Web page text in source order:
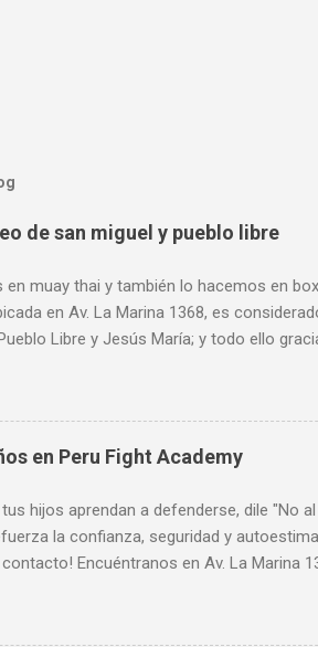
de san miguel y pueblo libre
en muay thai y también lo hacemos en
en Av. La Marina 1368, es
Libre y Jesús María; y todo ello
de atención: Lunes a Viernes de 7 am
Más informes: 944 672 901,
en Peru Fight Academy
hijos aprendan a defenderse, dile "No
la confianza, seguridad y
Encuéntranos en Av. La Marina